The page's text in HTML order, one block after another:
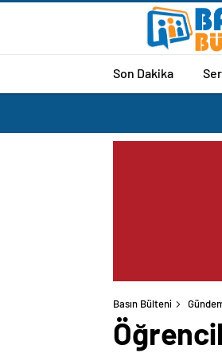
Son Dakika
Basın Bülteni